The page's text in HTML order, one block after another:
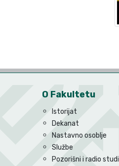
O Fakultetu
Istorijat
Dekanat
Nastavno osoblje
Službe
Pozorišni i radio